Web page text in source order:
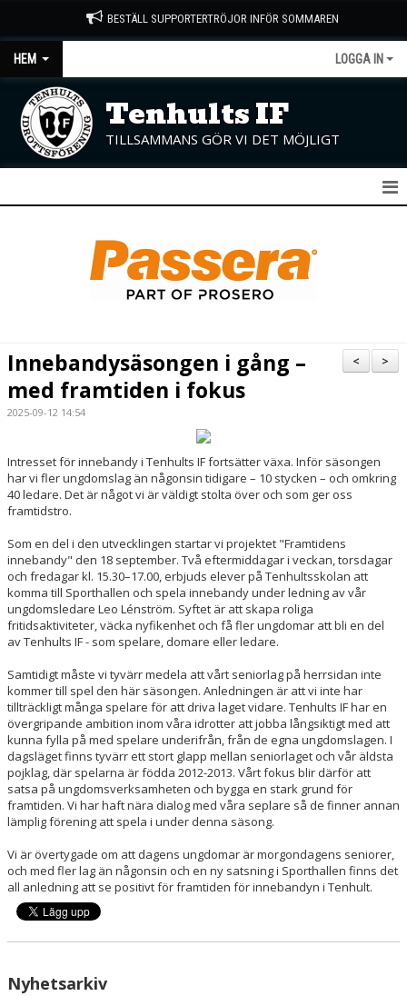
BESTÄLL SUPPORTERTRÖJOR INFÖR SOMMAREN
HEM LOGGA IN
Tenhults IF
TILLSAMMANS GÖR VI DET MÖJLIGT
KALENDER
BILDGALLERI
DOKUMENT
VÅRA LAG/TRÄNARE
MATCHER
AVGIFTER
SPONSORER
>
<
Innebandysäsongen i gång –
med framtiden i fokus
2025-09-12 14:54
Intresset för innebandy i Tenhults IF fortsätter växa. Inför säsongen
har vi fler ungdomslag än någonsin tidigare – 10 stycken – och omkring
40 ledare. Det är något vi är väldigt stolta över och som ger oss
framtidstro.
Som en del i den utvecklingen startar vi projektet "Framtidens
innebandy" den 18 september. Två eftermiddagar i veckan, torsdagar
och fredagar kl. 15.30–17.00, erbjuds elever på Tenhultsskolan att
komma till Sporthallen och spela innebandy under ledning av vår
ungdomsledare Leo Lénström. Syftet är att skapa roliga
fritidsaktiviteter, väcka nyfikenhet och få fler ungdomar att bli en del
av Tenhults IF - som spelare, domare eller ledare.
Samtidigt måste vi tyvärr medela att vårt seniorlag på herrsidan inte
kommer till spel den här säsongen. Anledningen är att vi inte har
tillträckligt många spelare för att driva laget vidare. Tenhults IF har en
övergripande ambition inom våra idrotter att jobba långsiktigt med att
kunna fylla på med spelare underifrån, från de egna ungdomslagen. I
dagsläget finns tyvärr ett stort glapp mellan seniorlaget och vår äldsta
pojklag, där spelarna är födda 2012-2013. Vårt fokus blir därför att
satsa på ungdomsverksamheten och bygga en stark grund för
framtiden. Vi har haft nära dialog med våra seplare så de finner annan
lämplig förening att spela i under denna säsong.
Vi är övertygade om att dagens ungdomar är morgondagens seniorer,
och med fler lag än någonsin och en ny satsning i Sporthallen finns det
all anledning att se positivt för framtiden för innebandyn i Tenhult.
Nyhetsarkiv